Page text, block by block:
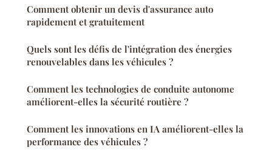
Comment obtenir un devis d'assurance auto
rapidement et gratuitement
Quels sont les défis de l'intégration des énergies
renouvelables dans les véhicules ?
Comment les technologies de conduite autonome
améliorent-elles la sécurité routière ?
Comment les innovations en IA améliorent-elles la
performance des véhicules ?